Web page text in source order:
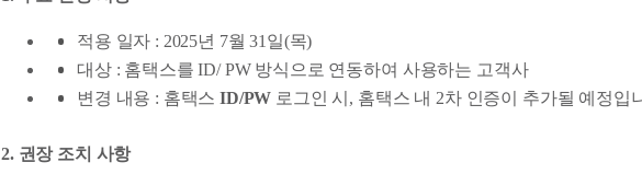
적용 일자 : 2025년 7월 31일(목)
대상 : 홈택스를 ID/ PW 방식으로 연동하여 사용하는 고객사
변경 내용 : 홈택스ID/PW 로그인 시, 홈택스 내 2차 인증이 추가될 예정입
2. 권장 조치 사항